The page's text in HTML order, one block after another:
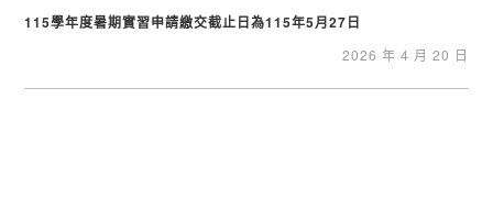
115學年度暑期實習申請繳交截止日為115年5月27日
2026 年 4 月 20 日